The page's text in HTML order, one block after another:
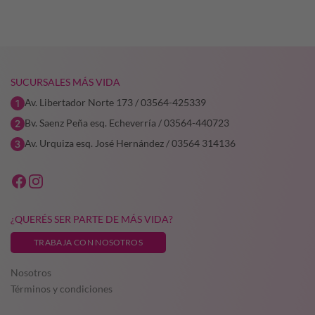
SUCURSALES MÁS VIDA
Av. Libertador Norte 173 / 03564-425339
Bv. Saenz Peña esq. Echeverría / 03564-440723
Av. Urquiza esq. José Hernández / 03564 314136
¿QUERÉS SER PARTE DE MÁS VIDA?
TRABAJA CON NOSOTROS
Nosotros
Términos y condiciones